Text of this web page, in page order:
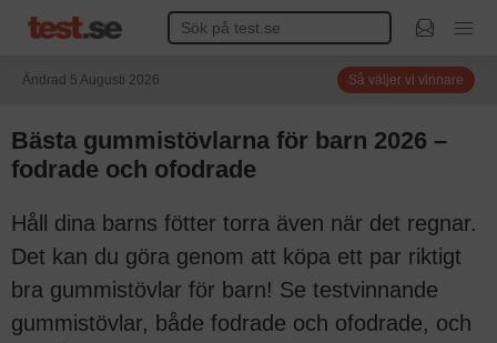
Ändrad 5 Augusti 2026 Så väljer vi vinnare
Bästa gummistövlarna för barn 2026 –
fodrade och ofodrade
Håll dina barns fötter torra även när det regnar.
Det kan du göra genom att köpa ett par riktigt
bra gummistövlar för barn! Se testvinnande
gummistövlar, både fodrade och ofodrade, och